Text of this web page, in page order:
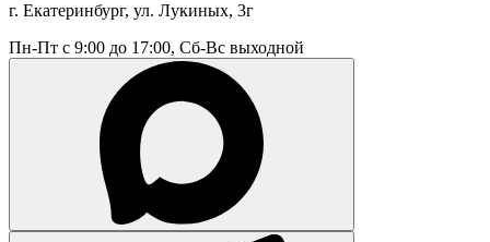
г. Екатеринбург, ул. Лукиных, 3г
Пн-Пт с 9:00 до 17:00, Сб-Вс выходной